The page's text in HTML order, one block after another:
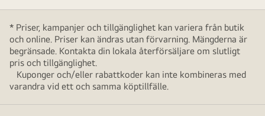
* Priser, kampanjer och tillgänglighet kan variera från butik
och online. Priser kan ändras utan förvarning. Mängderna är
begränsade. Kontakta din lokala återförsäljare om slutligt
pris och tillgänglighet.
Kuponger och/eller rabattkoder kan inte kombineras med
varandra vid ett och samma köptillfälle.